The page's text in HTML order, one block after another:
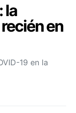
la
en
19 en la